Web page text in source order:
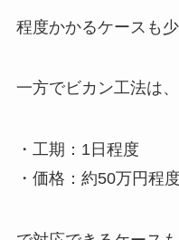
程度かかるケースも
一方でビカン工法は、
・工期：1日程度
・価格：約50万円程度